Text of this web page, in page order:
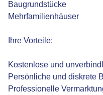
Baugrundstücke
Mehrfamilienhäuser
Ihre Vorteile:
Kostenlose und
Persönliche und diskrete
Professionelle